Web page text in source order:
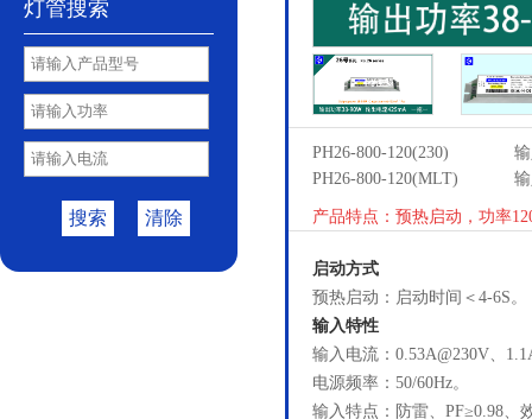
灯管搜索
清除
搜索
PH26-800-120(230)
PH26-800-120(MLT)
产品特点：预热启动，功率
启动方式
预热启动：启动时间＜4-6S。
输入特性
输入电流：0.53A@230V、
电源频率：50/60Hz。
输入特点：防雷、PF≥0.98、